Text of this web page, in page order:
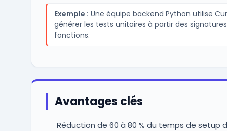
Exemple : Une équipe backend Python utilise
générer les tests unitaires à partir des
fonctions.
Avantages clés
Réduction de 60 à 80 % du temps de setup